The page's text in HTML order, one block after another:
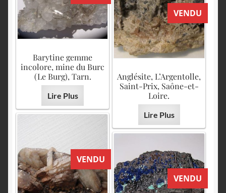
Barytine gemme
incolore, mine du Burc
(Le Burg), Tarn.
Lire Plus
VENDU
Anglésite, L’Argentolle,
Saint-Prix, Saône-et-
Loire.
Lire Plus
VENDU
VENDU